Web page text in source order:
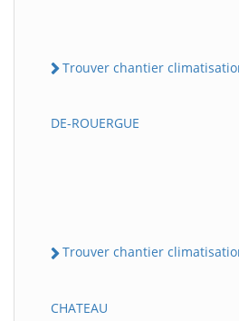
Trouver chantier climatisation
DE-ROUERGUE
Trouver chantier
CHATEAU